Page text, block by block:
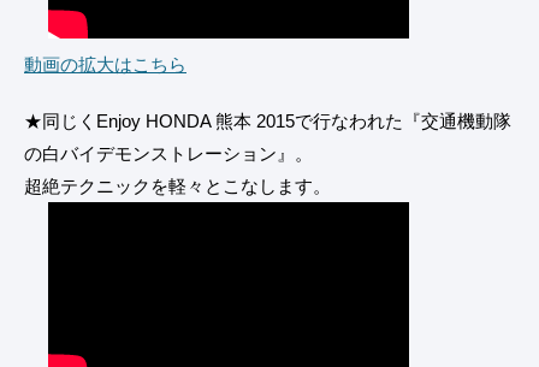
動画の拡大はこちら
★同じくEnjoy HONDA 熊本 2015で行なわれた『交通機動隊
の白バイデモンストレーション』。
超絶テクニックを軽々とこなします。